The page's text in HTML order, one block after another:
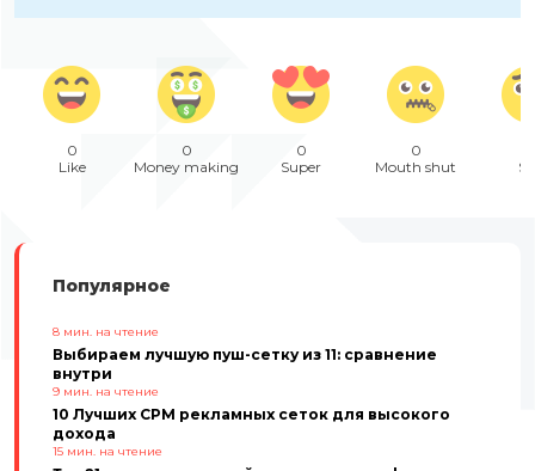
0
Like
0
Money making
0
Super
0
Mouth shut
Популярное
8 мин. на чтение
Выбираем лучшую пуш-сетку из 11: сравнение
внутри
9 мин. на чтение
10 Лучших CPM рекламных сеток для высокого
дохода
15 мин. на чтение